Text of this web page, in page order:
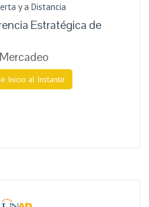
y a Distancia
Estratégica de
Inicio al Instante